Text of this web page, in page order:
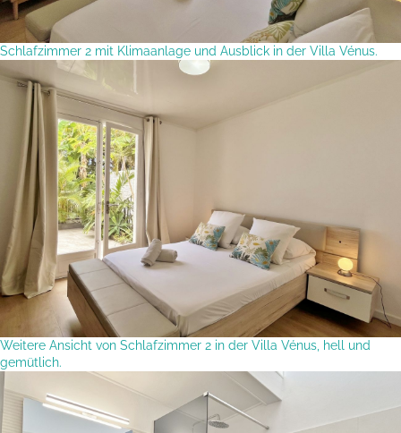
Schlafzimmer 2 mit Klimaanlage und Ausblick in der Villa Vénus.
Weitere Ansicht von Schlafzimmer 2 in der Villa Vénus, hell und
gemütlich.